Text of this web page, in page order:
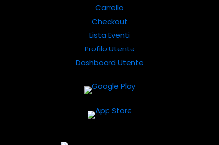
Carrello
Checkout
Lista Eventi
Profilo Utente
Dashboard Utente